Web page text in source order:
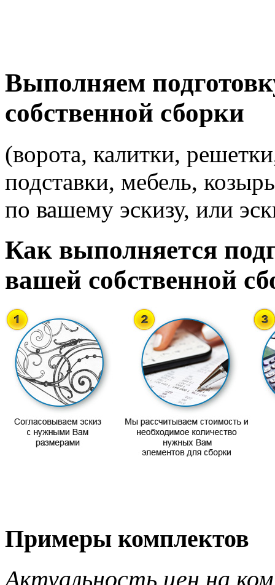
Выполняем
собственной сборки
(ворота, калитки,
подставки, мебель,
по вашему эскизу, или
Как выполняется
вашей собственной
Примеры комплектов
Актуальность цен на